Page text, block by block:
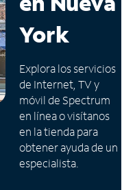
York
Explora los servicios
de Internet, TV y
móvil de Spectrum
en línea o visítanos
en la tienda para
obtener ayuda de un
especialista.